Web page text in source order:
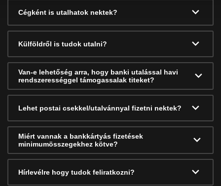
Cégként is utalhatok nektek?
Külföldről is tudok utalni?
Van-e lehetőség arra, hogy banki utalással havi
rendszerességgel támogassalak titeket?
Lehet postai csekkel/utalvánnyal fizetni nektek?
Miért vannak a bankkártyás fizetések
minimumösszegekhez kötve?
Hírlevélre hogy tudok feliratkozni?